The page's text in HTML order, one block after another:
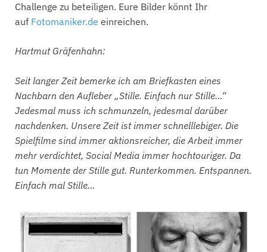
Challenge zu beteiligen. Eure Bilder könnt Ihr
auf Fotomaniker.de einreichen.
Hartmut Gräfenhahn:
Seit langer Zeit bemerke ich am Briefkasten eines
Nachbarn den Aufleber „Stille. Einfach nur Stille…“
Jedesmal muss ich schmunzeln, jedesmal darüber
nachdenken. Unsere Zeit ist immer schnelllebiger. Die
Spielfilme sind immer aktionsreicher, die Arbeit immer
mehr verdichtet, Social Media immer hochtouriger. Da
tun Momente der Stille gut. Runterkommen. Entspannen.
Einfach mal Stille…